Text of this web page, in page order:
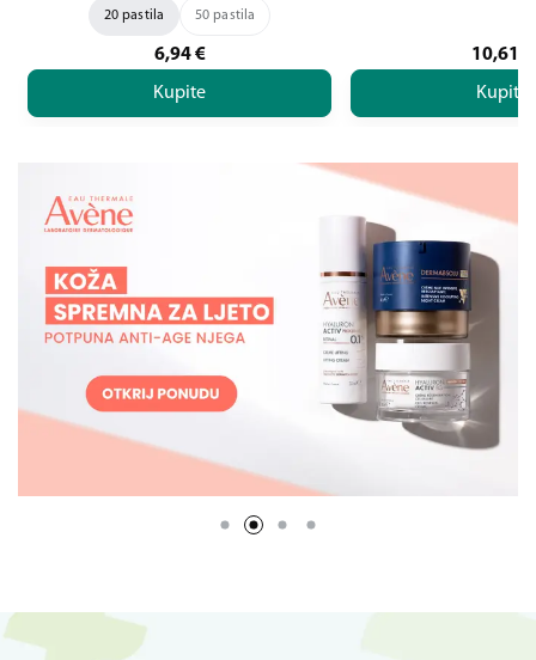
20 pastila 50 pastila
6,94 €
Kupite
10,61
Kupite